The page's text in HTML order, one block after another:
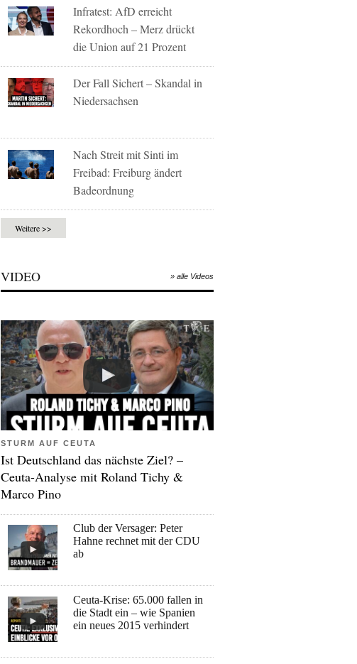
Infratest: AfD erreicht
Rekordhoch – Merz drückt
die Union auf 21 Prozent
Der Fall Sichert – Skandal in
Niedersachsen
Nach Streit mit Sinti im
Freibad: Freiburg ändert
Badeordnung
Weitere >>
VIDEO » alle Videos
STURM AUF CEUTA
Ist Deutschland das nächste Ziel? –
Ceuta-Analyse mit Roland Tichy &
Marco Pino
Club der Versager: Peter
Hahne rechnet mit der CDU
ab
Ceuta-Krise: 65.000 fallen in
die Stadt ein – wie Spanien
ein neues 2015 verhindert